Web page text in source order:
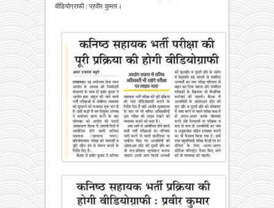
वीडियोग्राफी : प्रवीर कुमार।